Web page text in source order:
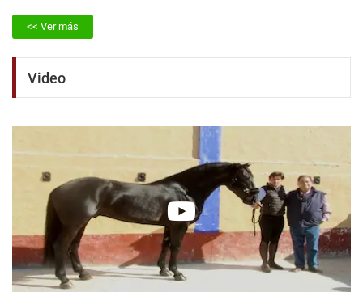
<< Ver más
Video